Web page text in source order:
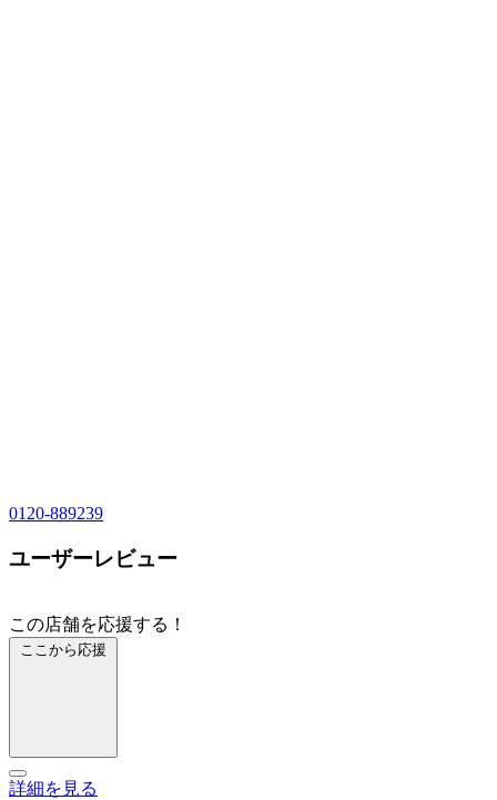
0120-889239
ユーザーレビュー
この店舗を応援する！
ここから応援
詳細を見る